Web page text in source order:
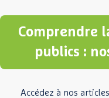
Comprendre
publics :
Accédez à nos